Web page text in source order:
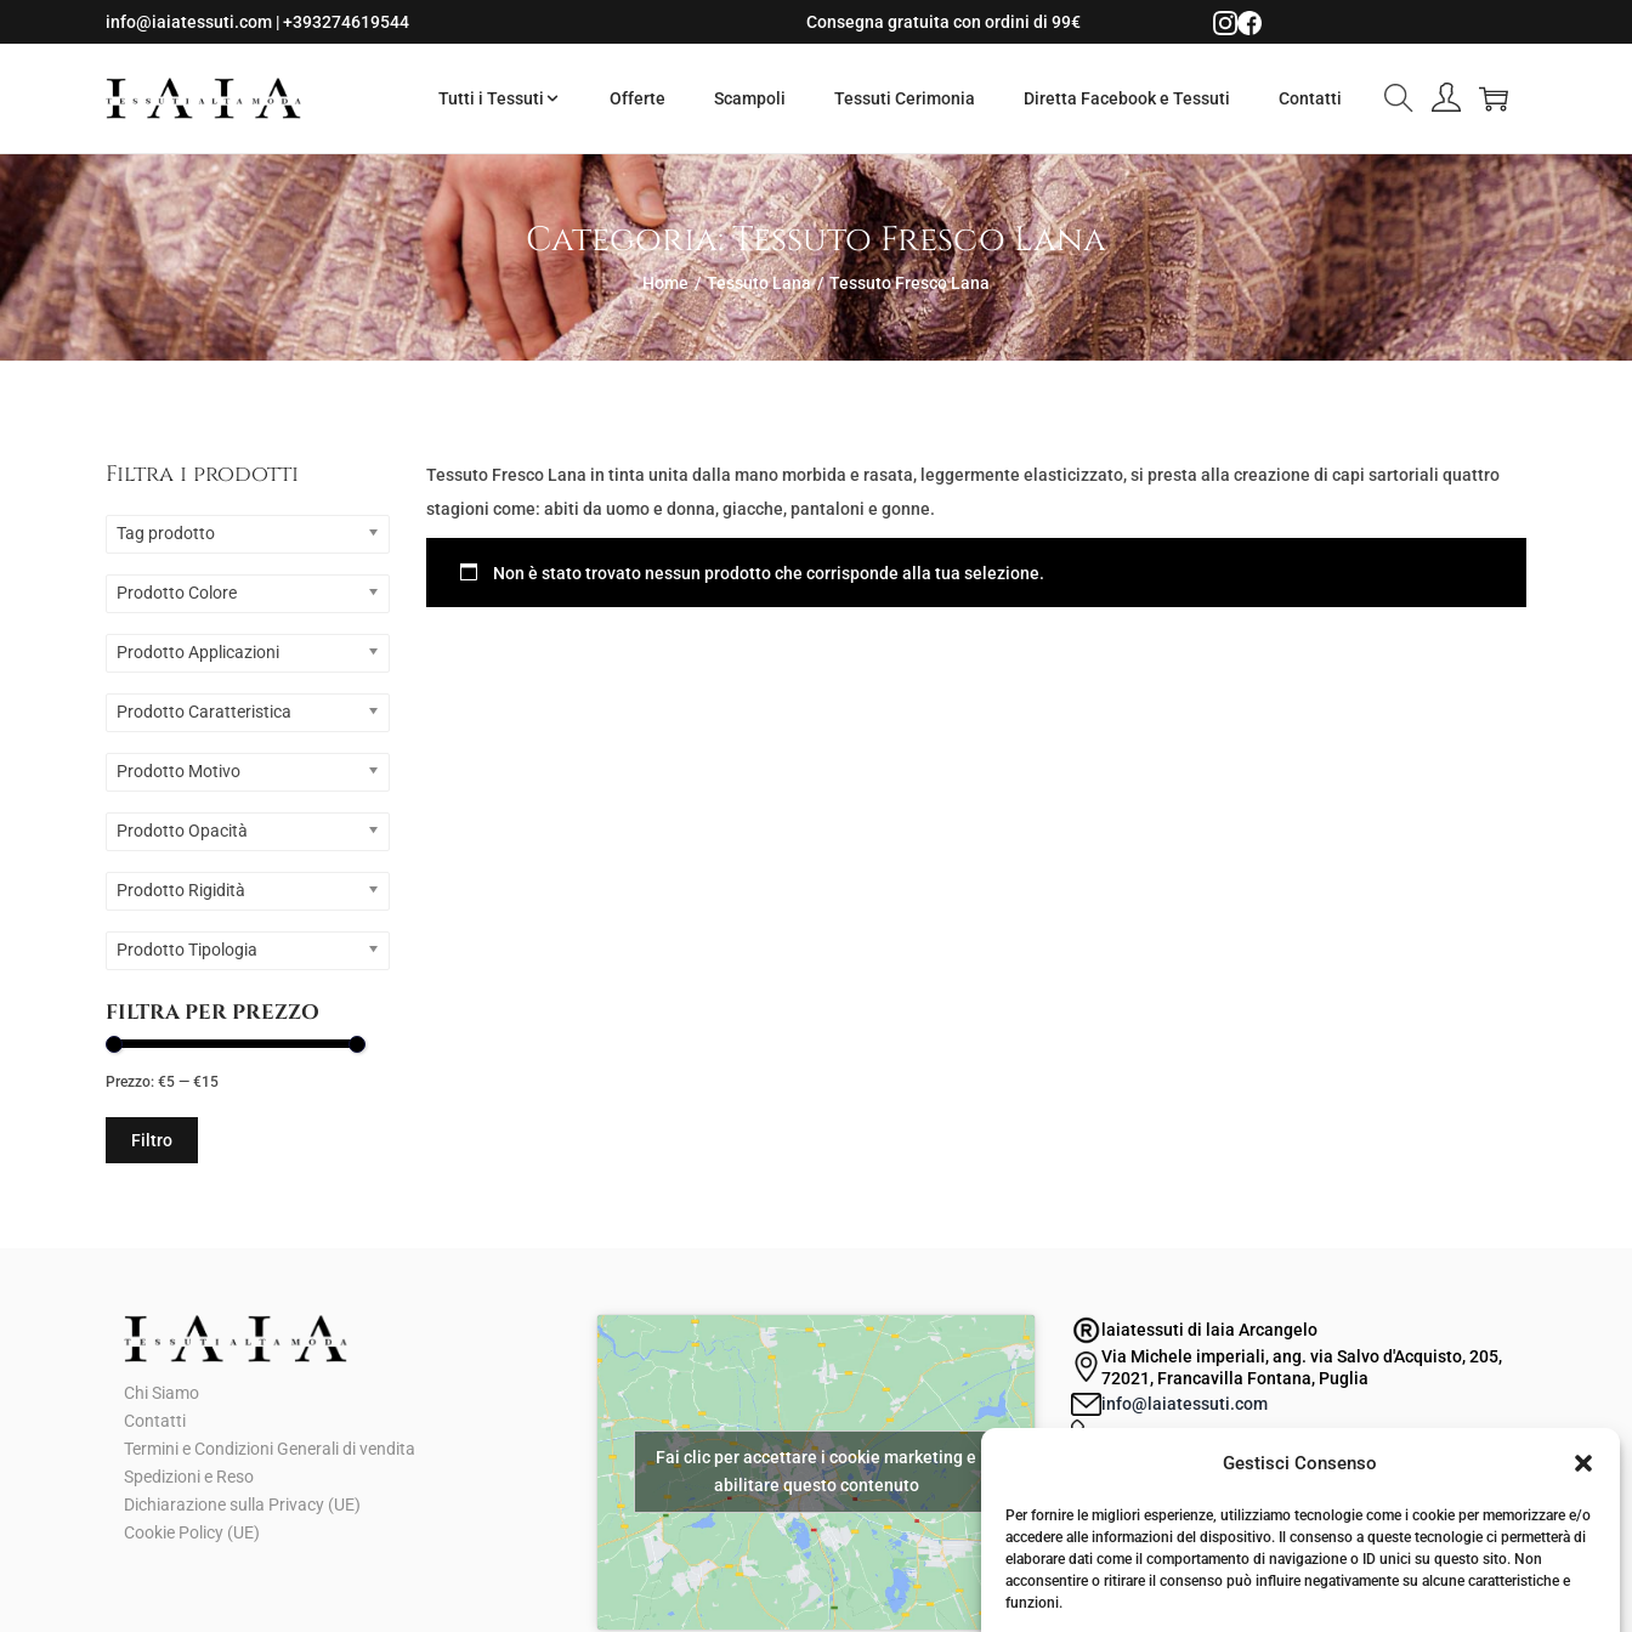
Gestisci Consenso
Per fornire le migliori esperienze, utilizziamo tecnologie come i cookie per memorizzare e/o
accedere alle informazioni del dispositivo. Il consenso a queste tecnologie ci permetterà di
elaborare dati come il comportamento di navigazione o ID unici su questo sito. Non
acconsentire o ritirare il consenso può influire negativamente su alcune caratteristiche e
funzioni.
info@iaiatessuti.com |+393274619544 Consegna gratuita con ordini di 99€
S
l
t
a
a
l
v
S
l
t
a
a
l
e
Tutti i Tessuti Offerte Scampoli Tessuti Cerimonia Diretta Facebook e Tessuti Contatti
Categoria:Tessuto Fresco Lana
Home / Tessuto Lana / Tessuto Fresco Lana
Tessuto Fresco Lana in tinta unita dalla mano morbida e rasata, leggermente elasticizzato, si presta alla creazione di capi sartoriali quattro
stagioni come: abiti da uomo e donna, giacche, pantaloni e gonne.
Non è stato trovato nessun prodotto che corrisponde alla tua selezione.
Filtra i prodotti
Tag prodotto
Prodotto Colore
Prodotto Applicazioni
Prodotto Caratteristica
Prodotto Motivo
Prodotto Opacità
Prodotto Rigidità
Prodotto Tipologia
FILTRA PER PREZZO
Prezzo: €5 — €15
Filtro
Chi Siamo
Contatti
Termini e Condizioni Generali di vendita
Spedizioni e Reso
Dichiarazione sulla Privacy (UE)
Cookie Policy (UE)
Fai clic per accettare i cookie marketing e
abilitare questo contenuto
laiatessuti di laia Arcangelo
Via Michele imperiali, ang. via Salvo d'Acquisto, 205,
72021, Francavilla Fontana, Puglia
info@laiatessuti.com
P.IVA 02486100742